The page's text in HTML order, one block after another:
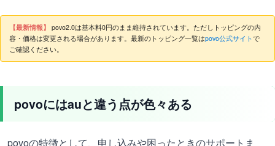
【最新情報】 povo2.0は基本料0円のまま維持されています。ただしトッピングの内
容・価格は変更される場合があります。最新のトッピング一覧はpovo公式サイトで
ご確認ください。
povoにはauと違う点が色々ある
povoの特徴として、申し込みや困ったときのサポートま